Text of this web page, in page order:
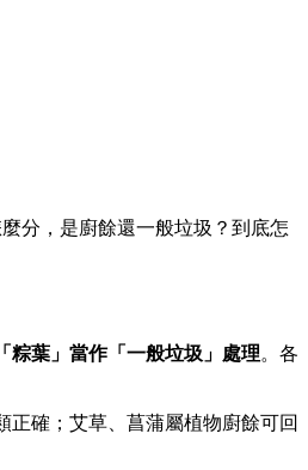
分，是廚餘還一般垃圾？到底怎
「粽葉」當作「一般垃圾」處理。各
正確；艾草、菖蒲屬植物廚餘可回